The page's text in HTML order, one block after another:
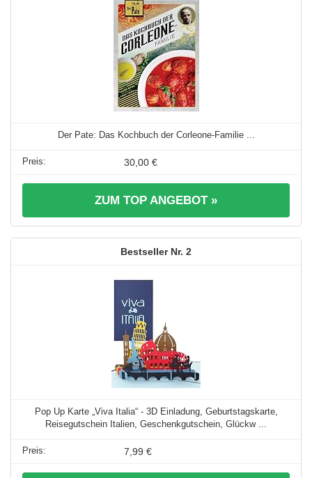
Der Pate: Das Kochbuch der Corleone-Familie ...
30,00 €
ZUM TOP ANGEBOT »
2
Pop Up Karte „Viva Italia“ - 3D Einladung, Geburtstagskarte,
Reisegutschein Italien, Geschenkgutschein, Glückw ...
7,99 €